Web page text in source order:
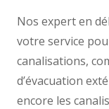
Nos expert en
votre service
canalisations,
d’évacuation
encore les